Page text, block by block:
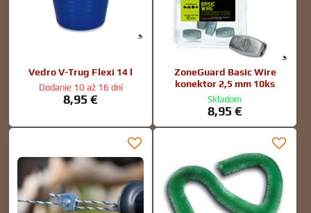
Vedro V-Trug Flexi 14 l
Dodanie 10 až 16 dní
8,95 €
ZoneGuard Basic Wire
konektor 2,5 mm 10ks
Skladom
8,95 €